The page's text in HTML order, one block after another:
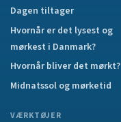
Dagen tiltager
Hvornår er det lysest og
mørkest i Danmark?
Hvornår bliver det mørkt?
Midnatssol og mørketid
VÆRKTØJER